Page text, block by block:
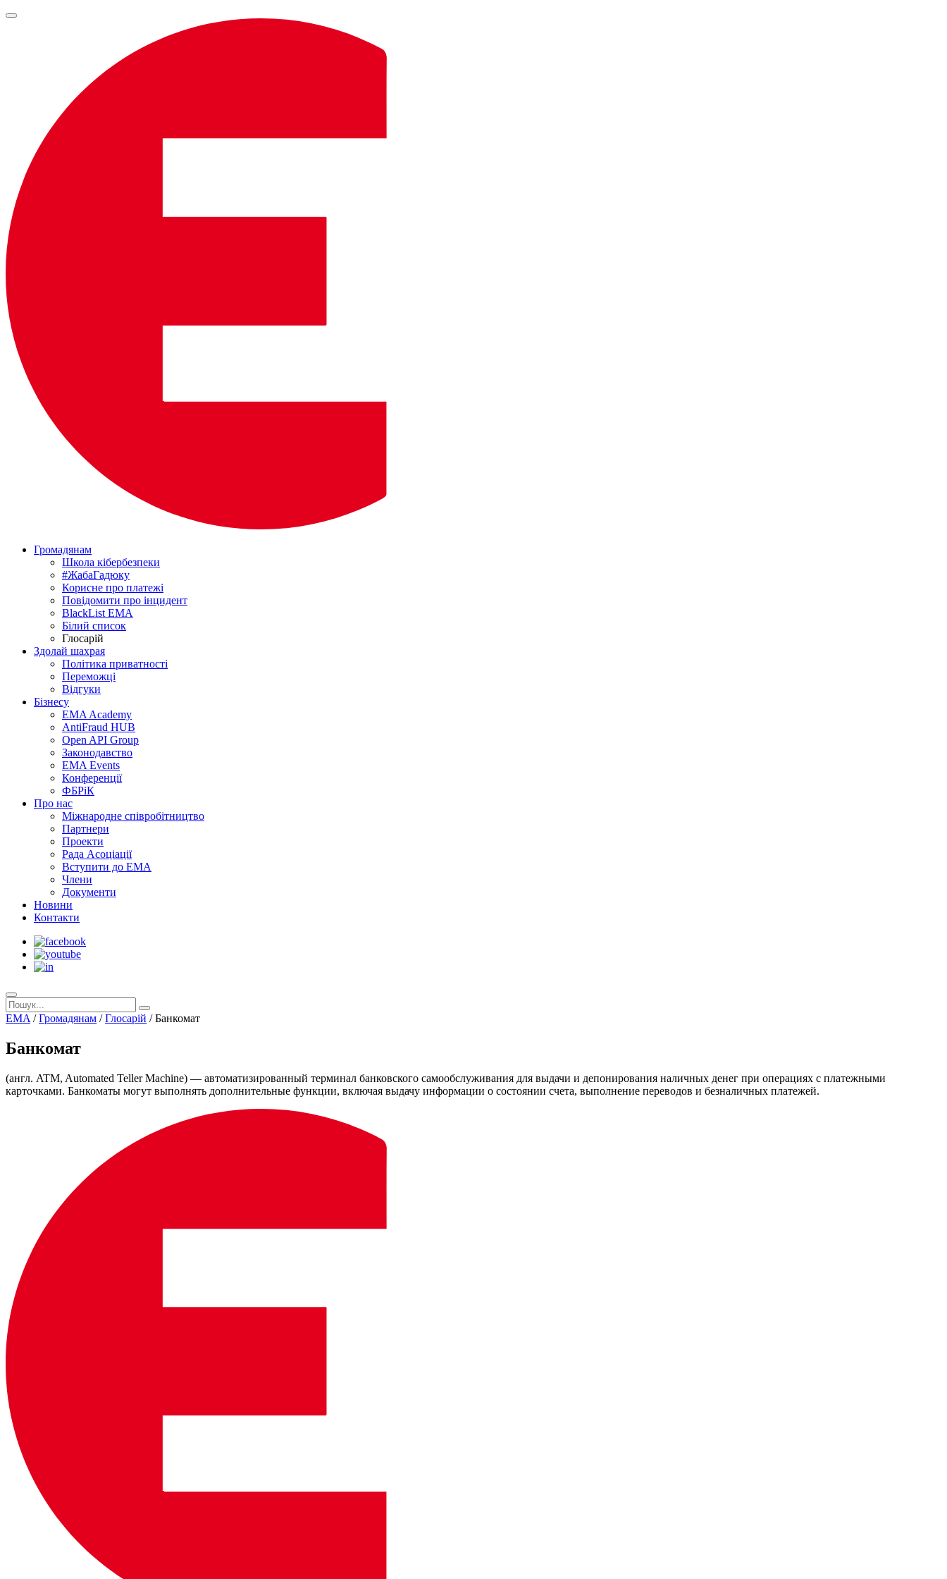
Громадянам
Школа кібербезпеки
#ЖабаГадюку
Корисне про платежі
Повідомити про інцидент
BlackList EMA
Білий список
Глосарій
Здолай шахрая
Політика приватності
Переможцi
Відгуки
Бізнесу
EMA Academy
AntiFraud HUB
Open API Group
Законодавство
EMA Events
Конференції
ФБРіК
Про нас
Міжнародне співробітництво
Партнери
Проекти
Рада Асоціації
Вступити до ЕМА
Члени
Документи
Новини
Контакти
EMA /Громадянам /Глосарій /Банкомат
Банкомат
(англ. ATM, Automated Teller Machine) — автоматизированный терминал банковского самообслуживания для выдачи и депонирования наличных денег при операциях с платежными
карточками. Банкоматы могут выполнять дополнительные функции, включая выдачу информации о состоянии счета, выполнение переводов и безналичных платежей.